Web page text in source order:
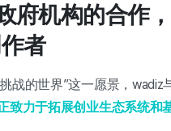
府机构的合作，
者
战的世界”这一愿景，
致力于拓展创业生态系统和